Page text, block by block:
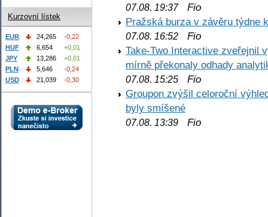
07.08. 19:37Fio
Pražská burza v závěru týdne
07.08. 16:52 Fio
Take-Two Interactive zveřejnil
mírně překonaly odhady
07.08. 15:25 Fio
Groupon zvýšil celoroční
byly smíšené
07.08. 13:39 Fio
Kurzovní lístek
EUR 24,265
-0,22
HUF
6,654
+0,01
JPY
13,286
+0,01
PLN
5,646
-0,24
USD
21,039 -0,30